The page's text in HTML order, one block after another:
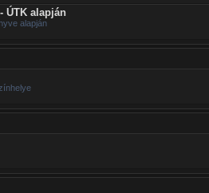
ÚTK alapján
alapján